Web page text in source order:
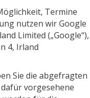
Termine
nutzen wir Google
Limited („Google“),
4, Irland
Sie die abgefragten
vorgesehene